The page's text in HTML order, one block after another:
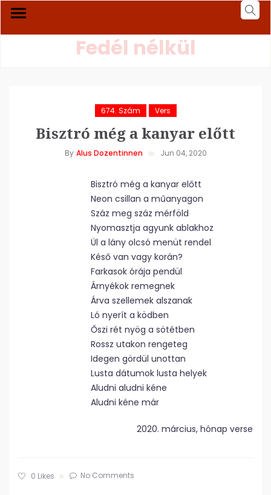
Fedél nélkül
674. Szám Vers
Bisztró még a kanyar előtt
By Alus Dozentinnen Jun 04, 2020
Bisztró még a kanyar előtt
Neon csillan a műanyagon
Száz meg száz mérföld
Nyomasztja agyunk ablakhoz
Ül a lány olcsó menüt rendel
Késő van vagy korán?
Farkasok órája pendül
Árnyékok remegnek
Árva szellemek alszanak
Ló nyerít a ködben
Őszi rét nyög a sötétben
Rossz utakon rengeteg
Idegen gördül unottan
Lusta dátumok lusta helyek
Aludni aludni kéne
Aludni kéne már
2020. március, hónap verse
0 Likes No Comments